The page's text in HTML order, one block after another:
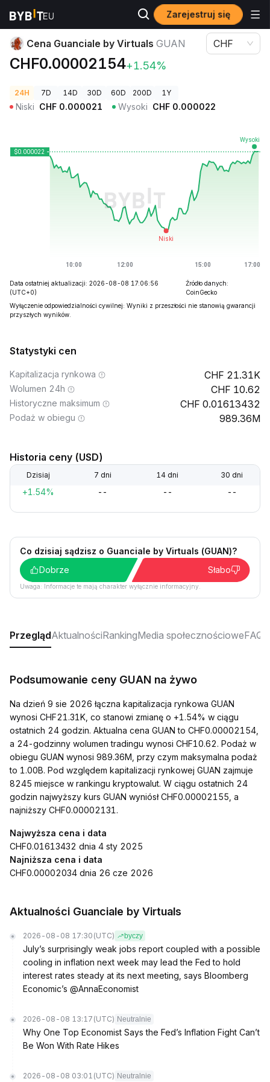
Zarejestruj się
Ceny kryptowalut Cena Guanciale by Virtuals GUAN
Cena Guanciale by Virtuals GUAN
CHF0.00002154+1.54%
CHF
24H 7D 14D 30D 60D 200D 1Y
Niski CHF 0.000021 Wysoki CHF 0.000022
Data ostatniej aktualizacji: 2026-08-08 17:06:56
(UTC+0)
Źródło danych:
CoinGecko
Wyłączenie odpowiedzialności cywilnej: Wyniki z przeszłości nie stanowią gwarancji
przyszłych wyników.
Statystyki cen
Kapitalizacja rynkowa 21.31K
Wolumen 24h 10.62
Historyczne maksimum 0.01613432
Podaż w obiegu 989.36M
Historia ceny (USD)
Dzisiaj 7 dni 14 dni 30 dni
+1.54% -- -- --
Co dzisiaj sądzisz o Guanciale by Virtuals (GUAN)?
Dobrze
Słabo
Uwaga: Informacje te mają charakter wyłącznie informacyjny.
PrzeglądAktualnościRankingMedia społecznościoweFAQ
Podsumowanie ceny GUAN na żywo
Na dzień 9 sie 2026 łączna kapitalizacja rynkowa GUAN
wynosi CHF21.31K, co stanowi zmianę o +1.54% w ciągu
ostatnich 24 godzin. Aktualna cena GUAN to CHF0.00002154,
a 24-godzinny wolumen tradingu wynosi CHF10.62. Podaż w
obiegu GUAN wynosi 989.36M, przy czym maksymalna podaż
to 1.00B. Pod względem kapitalizacji rynkowej GUAN zajmuje
8245 miejsce w rankingu kryptowalut. W ciągu ostatnich 24
godzin najwyższy kurs GUAN wyniósł CHF0.00002155, a
najniższy CHF0.00002131.
Najwyższa cena i data
CHF0.01613432 dnia 4 sty 2025
Najniższa cena i data
CHF0.00002034 dnia 26 cze 2026
Aktualności Guanciale by Virtuals
2026-08-08 17:30 (UTC) byczy
July’s surprisingly weak jobs report coupled with a possible
cooling in inflation next week may lead the Fed to hold
interest rates steady at its next meeting, says Bloomberg
Economic’s @AnnaEconomist
2026-08-08 13:17 (UTC) Neutralnie
Why One Top Economist Says the Fed’s Inflation Fight Can’t
Be Won With Rate Hikes
2026-08-08 03:01 (UTC) Neutralnie